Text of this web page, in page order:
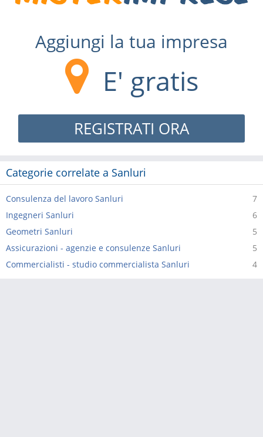
Aggiungi la tua impresa
E' gratis
REGISTRATI ORA
Categorie correlate a Sanluri
7
Consulenza del lavoro Sanluri
6
Ingegneri Sanluri
5
Geometri Sanluri
5
Assicurazioni - agenzie e consulenze Sanluri
4
Commercialisti - studio commercialista Sanluri